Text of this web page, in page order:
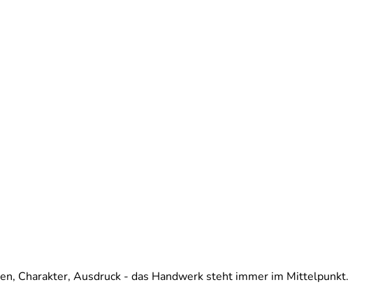
Charakter, Ausdruck - das Handwerk steht immer im Mittelpunkt.